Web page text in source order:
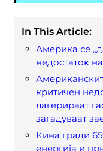
In This Article:
Америка се
недостаток на
критичен
лагерираат
загадуваат
Кина гради
енергија и